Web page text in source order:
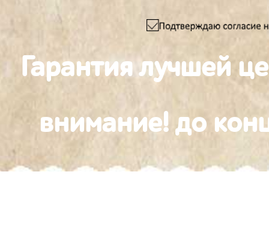
Гарантия лучшей
внимание! до